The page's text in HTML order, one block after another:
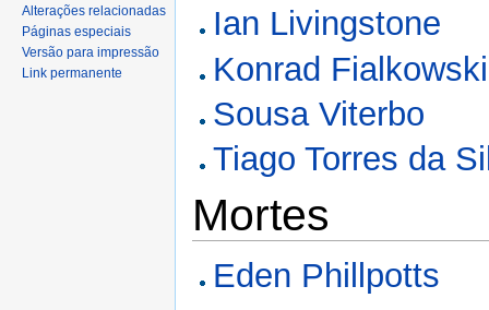
Ian Livingstone
Konrad Fialkowski
Sousa Viterbo
Tiago Torres da
Mortes
Eden Phillpotts
Alterações relacionadas
Páginas especiais
Versão para impressão
Link permanente